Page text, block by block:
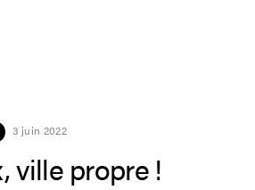
3 juin 2022
ville propre !